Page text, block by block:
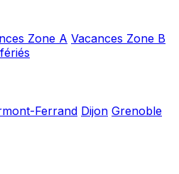
Zone A Vacances Zone B
Ferrand Dijon Grenoble